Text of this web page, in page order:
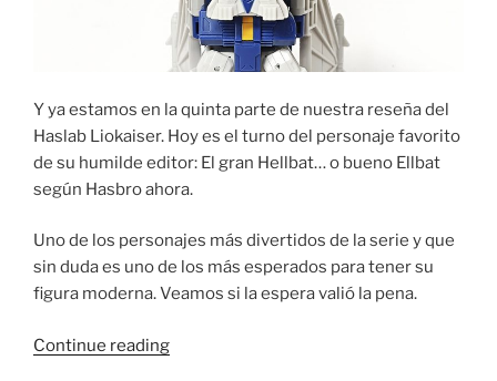
Y ya estamos en la quinta parte de nuestra reseña del
Haslab Liokaiser. Hoy es el turno del personaje favorito
de su humilde editor: El gran Hellbat… o bueno Ellbat
según Hasbro ahora.
Uno de los personajes más divertidos de la serie y que
sin duda es uno de los más esperados para tener su
figura moderna. Veamos si la espera valió la pena.
Continue reading“Foto